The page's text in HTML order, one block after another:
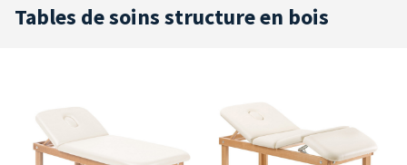
Tables de soins structure en bois